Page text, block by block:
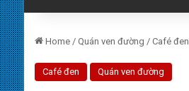
Home / Quán ven đường / Café đen
Café đen Quán ven đường